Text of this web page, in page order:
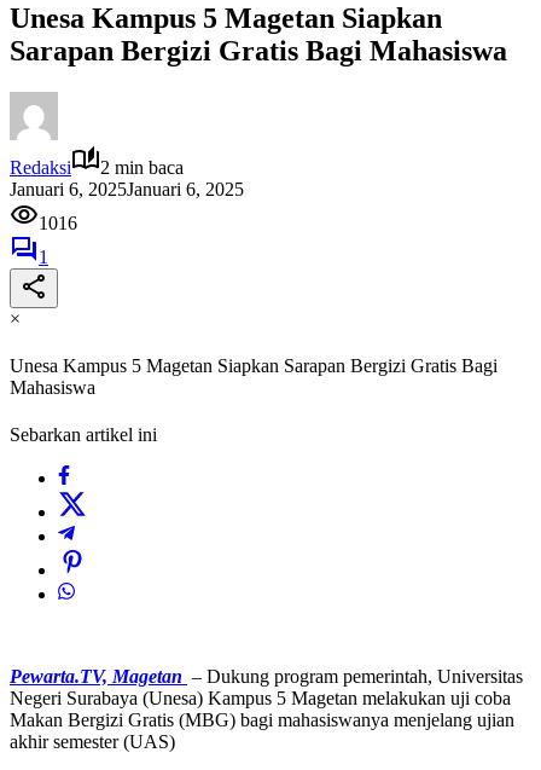
Unesa Kampus 5 Magetan Siapkan
Sarapan Bergizi Gratis Bagi Mahasiswa
Redaksi
2 min baca
Januari 6, 2025Januari 6, 2025
1016
1
×
Unesa Kampus 5 Magetan Siapkan Sarapan Bergizi Gratis Bagi
Mahasiswa
Sebarkan artikel ini
Pewarta.TV, Magetan – Dukung program pemerintah, Universitas
Negeri Surabaya (Unesa) Kampus 5 Magetan melakukan uji coba
Makan Bergizi Gratis (MBG) bagi mahasiswanya menjelang ujian
akhir semester (UAS)